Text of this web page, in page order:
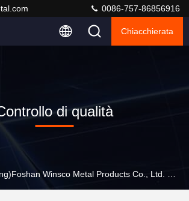
0086-757-86856916
Chiacchierata
di qualità